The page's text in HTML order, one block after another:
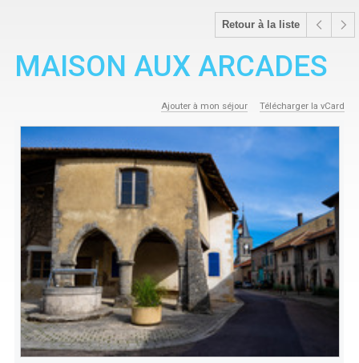
Retour à la liste
MAISON AUX ARCADES
Ajouter à mon séjour Télécharger la vCard